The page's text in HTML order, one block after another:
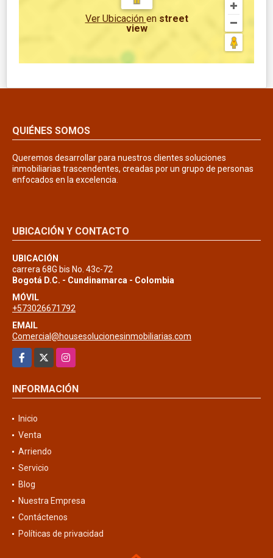
Ver Ubicación en street
view
QUIÉNES SOMOS
Queremos desarrollar para nuestros clientes soluciones
inmobiliarias trascendentes, creadas por un grupo de personas
enfocados en la excelencia.
UBICACIÓN Y CONTACTO
UBICACIÓN
carrera 68G bis No. 43c-72
Bogotá D.C. - Cundinamarca - Colombia
MÓVIL
+573026671792
EMAIL
Comercial@housesolucionesinmobiliarias.com
Facebook
Instagram
INFORMACIÓN
Inicio
Venta
Arriendo
Servicio
Blog
Nuestra Empresa
Contáctenos
Políticas de privacidad